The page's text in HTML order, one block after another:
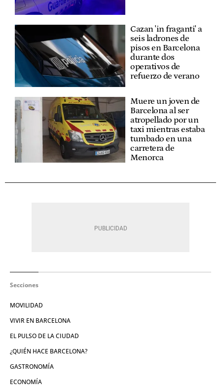
Cazan 'in fraganti' a
seis ladrones de
pisos en Barcelona
durante dos
operativos de
refuerzo de verano
Muere un joven de
Barcelona al ser
atropellado por un
taxi mientras estaba
tumbado en una
carretera de
Menorca
Secciones
MOVILIDAD
VIVIR EN BARCELONA
EL PULSO DE LA CIUDAD
¿QUIÉN HACE BARCELONA?
GASTRONOMÍA
ECONOMÍA